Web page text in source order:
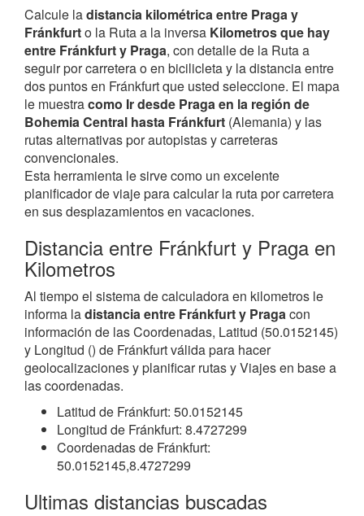
Calcule ladistancia kilométrica entre Praga y
Fránkfurto la Ruta a la inversa Kilometros que hay
entre Fránkfurt y Praga, con detalle de la Ruta a
seguir por carretera o en bicilicleta y la distancia entre
dos puntos en Fránkfurt que usted seleccione. El mapa
le muestracomo Ir desde Praga en la región de
Bohemia Central hasta Fránkfurt (Alemania) y las
rutas alternativas por autopistas y carreteras
convencionales.
Esta herramienta le sirve como un excelente
planificador de viaje para calcular la ruta por carretera
en sus desplazamientos en vacaciones.
Distancia entre Fránkfurt y Praga en
Kilometros
Al tiempo el sistema de calculadora en kilometros le
informa ladistancia entre Fránkfurt y Pragacon
información de las Coordenadas, Latitud (50.0152145)
y Longitud () de Fránkfurt válida para hacer
geolocalizaciones y planificar rutas y Viajes en base a
las coordenadas.
Latitud de Fránkfurt: 50.0152145
Longitud de Fránkfurt: 8.4727299
Coordenadas de Fránkfurt:
50.0152145,8.4727299
Ultimas distancias buscadas